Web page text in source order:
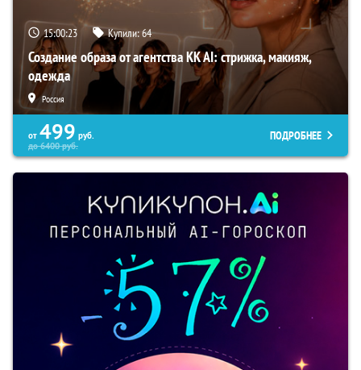
15:00:21 Купили:64
Создание образа от агентства KK AI: стрижка, макияж,
одежда
Россия
от 499 руб.
до6400руб.
ПОДРОБНЕЕ